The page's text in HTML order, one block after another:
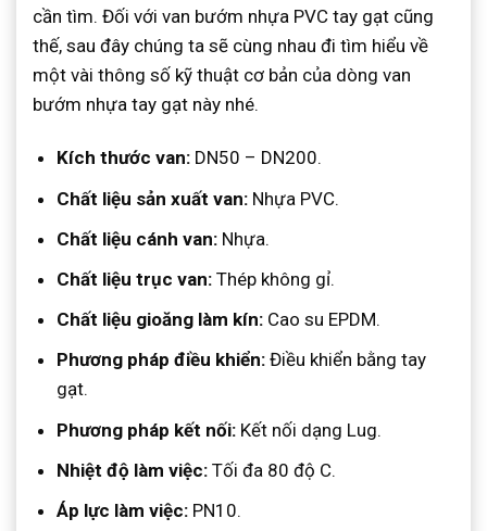
cần tìm. Đối với van bướm nhựa PVC tay gạt cũng
thế, sau đây chúng ta sẽ cùng nhau đi tìm hiểu về
một vài thông số kỹ thuật cơ bản của dòng van
bướm nhựa tay gạt này nhé.
Kích thước van: DN50 – DN200.
Chất liệu sản xuất van: Nhựa PVC.
Chất liệu cánh van: Nhựa.
Chất liệu trục van: Thép không gỉ.
Chất liệu gioăng làm kín: Cao su EPDM.
Phương pháp điều khiển: Điều khiển bằng tay
gạt.
Phương pháp kết nối: Kết nối dạng Lug.
Nhiệt độ làm việc: Tối đa 80 độ C.
Áp lực làm việc: PN10.